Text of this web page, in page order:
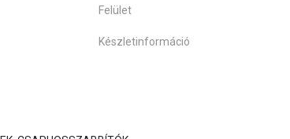
Felület
Készletinformáció